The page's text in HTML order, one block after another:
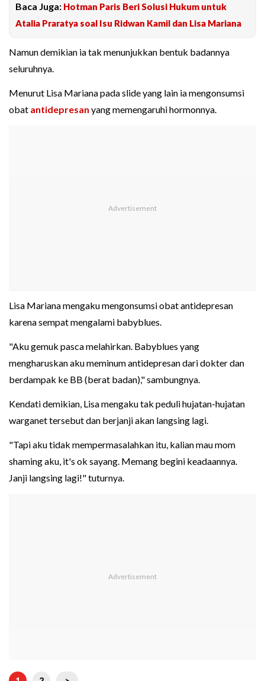
Baca Juga: Hotman Paris Beri Solusi Hukum untuk
Atalia Praratya soal Isu Ridwan Kamil dan Lisa Mariana
Namun demikian ia tak menunjukkan bentuk badannya
seluruhnya.
Menurut Lisa Mariana pada slide yang lain ia mengonsumsi
obat antidepresan yang memengaruhi hormonnya.
Lisa Mariana mengaku mengonsumsi obat antidepresan
karena sempat mengalami babyblues.
"Aku gemuk pasca melahirkan. Babyblues yang
mengharuskan aku meminum antidepresan dari dokter dan
berdampak ke BB (berat badan)," sambungnya.
Kendati demikian, Lisa mengaku tak peduli hujatan-hujatan
warganet tersebut dan berjanji akan langsing lagi.
"Tapi aku tidak mempermasalahkan itu, kalian mau mom
shaming aku, it's ok sayang. Memang begini keadaannya.
Janji langsing lagi!" tuturnya.